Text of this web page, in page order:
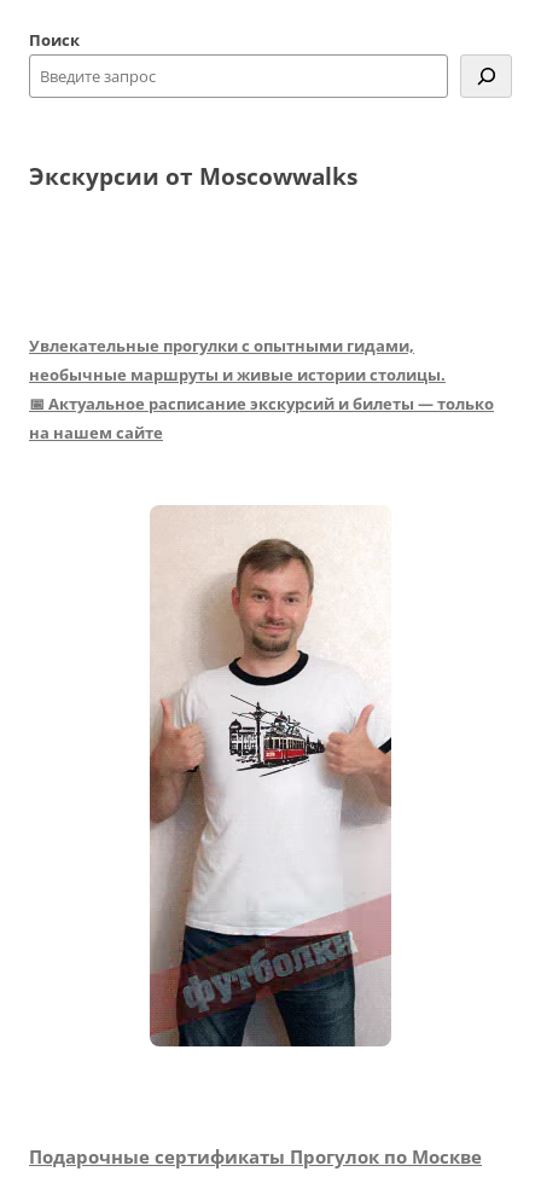
Поиск
Экскурсии от Moscowwalks
Увлекательные прогулки с опытными гидами,
необычные маршруты и живые истории столицы.
📅 Актуальное расписание экскурсий и билеты — только
на нашем сайте
Подарочные сертификаты Прогулок по Москве